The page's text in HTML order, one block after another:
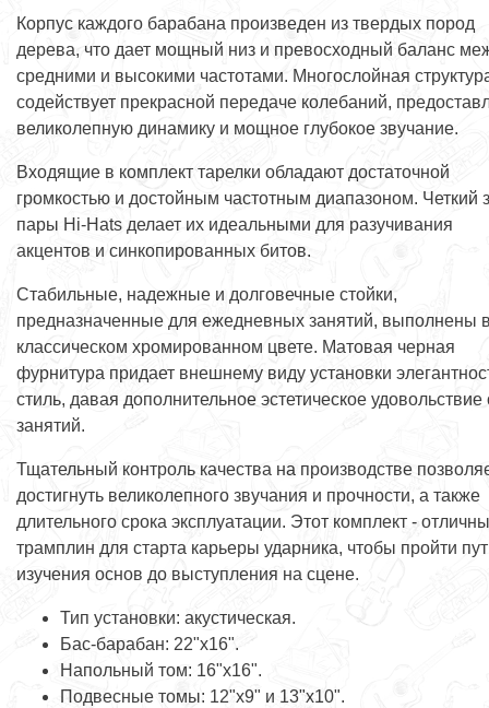
Корпус каждого барабана произведен из твердых пород
дерева, что дает мощный низ и превосходный баланс
средними и высокими частотами. Многослойная
содействует прекрасной передаче колебаний,
великолепную динамику и мощное глубокое звучание.
Входящие в комплект тарелки обладают достаточной
громкостью и достойным частотным диапазоном. Четкий
пары Hi-Hats делает их идеальными для разучивания
акцентов и синкопированных битов.
Стабильные, надежные и долговечные стойки,
предназначенные для ежедневных занятий, выполнены
классическом хромированном цвете. Матовая черная
фурнитура придает внешнему виду установки
стиль, давая дополнительное эстетическое удовольствие
занятий.
Тщательный контроль качества на производстве
достигнуть великолепного звучания и прочности, а также
длительного срока эксплуатации. Этот комплект -
трамплин для старта карьеры ударника, чтобы пройти
изучения основ до выступления на сцене.
Тип установки: акустическая.
Бас-барабан: 22"х16".
Напольный том: 16"x16".
Подвесные томы: 12"х9" и 13"х10".